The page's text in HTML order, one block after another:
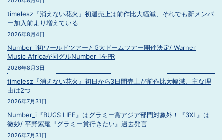
timelesz『消えない花火』初週売上は前作比大幅減、それでも新メンバ
ー加入前より増えている
2026年8月4日
Number_i初ワールドツアーと5大ドームツアー開催決定/ Warner
Music Africaが同グルNumber_iをPR
2026年8月3日
timelesz『消えない花火』初日から3日間売上が前作比大幅減、主な理
由は2つ
2026年7月31日
Number_i『BUGS LIFE』はグラミー賞アジア部門対象外！『3XL』は
微妙/ 平野紫耀『グラミー賞行きたい』過去発言
2026年7月31日